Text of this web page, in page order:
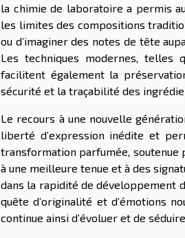
la chimie de laboratoire a permis
les limites des compositions
ou d’imaginer des notes de tête
Les techniques modernes, telles
facilitent également la
sécurité et la traçabilité des
Le recours à une nouvelle
liberté d’expression inédite et
transformation parfumée, soutenue
à une meilleure tenue et à des
dans la rapidité de développement
quête d’originalité et d’émotions
continue ainsi d’évoluer et de